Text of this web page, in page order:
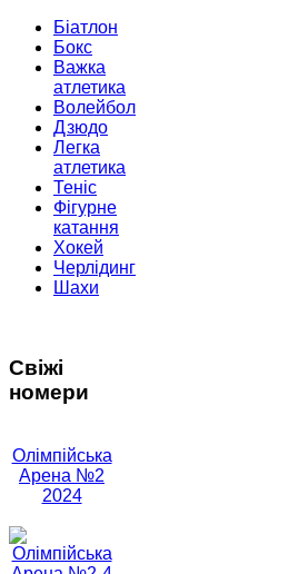
Біатлон
Бокс
Важка
атлетика
Волейбол
Дзюдо
Легка
атлетика
Теніс
Фігурне
катання
Хокей
Черлідинг
Шахи
Свіжі
номери
Олімпійська
Арена №2
2024